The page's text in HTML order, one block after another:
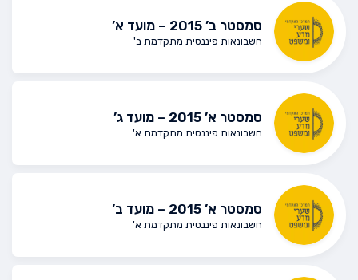
סמסטר ב’ 2015 – מועד א’
חשבונאות פיננסית מתקדמת ב'
סמסטר א’ 2015 – מועד ג’
חשבונאות פיננסית מתקדמת א'
סמסטר א’ 2015 – מועד ב’
חשבונאות פיננסית מתקדמת א'